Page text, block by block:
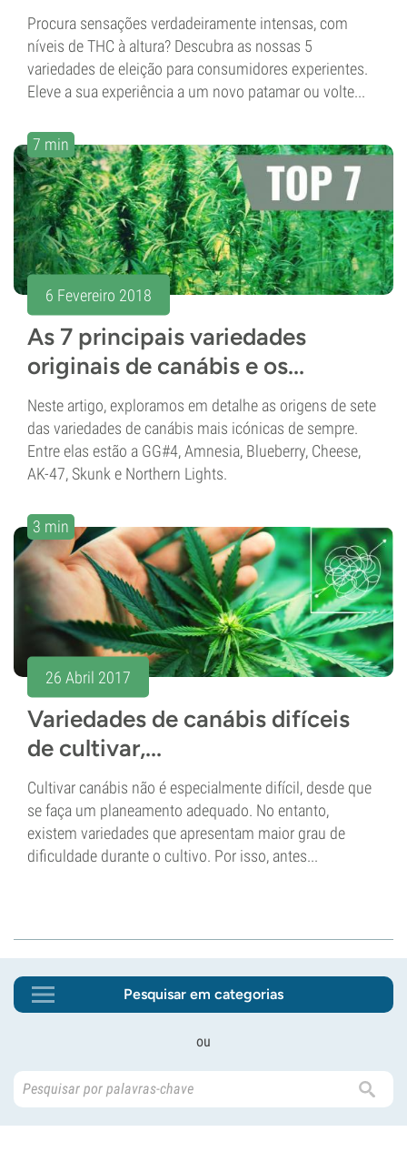
Procura sensações verdadeiramente intensas, com
níveis de THC à altura? Descubra as nossas 5
variedades de eleição para consumidores experientes.
Eleve a sua experiência a um novo patamar ou volte...
7 min
6 Fevereiro 2018
As 7 principais variedades
originais de canábis e os...
Neste artigo, exploramos em detalhe as origens de sete
das variedades de canábis mais icónicas de sempre.
Entre elas estão a GG#4, Amnesia, Blueberry, Cheese,
AK-47, Skunk e Northern Lights.
3 min
26 Abril 2017
Variedades de canábis difíceis
de cultivar,...
Cultivar canábis não é especialmente difícil, desde que
se faça um planeamento adequado. No entanto,
existem variedades que apresentam maior grau de
dificuldade durante o cultivo. Por isso, antes...
Pesquisar em categorias
ou